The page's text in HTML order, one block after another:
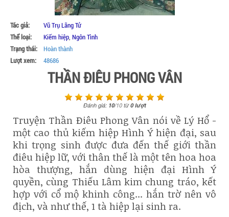
Tác giả:
Vũ Trụ Lãng Tử
Thể loại:
Kiếm hiệp, Ngôn Tình
Trạng thái:
Hoàn thành
Lượt xem:
48686
THẦN ĐIÊU PHONG VÂN
Đánh giá: 10/10từ0lượt
Truyện Thần Điêu Phong Vân nói về Lý Hổ -
một cao thủ kiếm hiệp Hình Ý hiện đại, sau
khi trọng sinh được đưa đến thế giới thần
điêu hiệp lữ, với thân thế là một tên hoa hoa
hòa thượng, hắn dùng hiện đại Hình Ý
quyền, cùng Thiếu Lâm kim chung tráo, kết
hợp với cổ mộ khinh công... hắn trờ nên vô
địch, và như thế, 1 tà hiệp lại sinh ra.